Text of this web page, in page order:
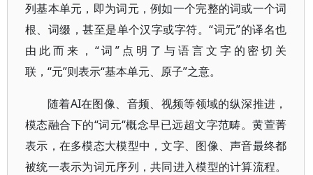
列基本单元，即为词元，例如一个完整的词或一个词
根、词缀，甚至是单个汉字或字符。“词元”的译名也
由此而来，“词”点明了与语言文字的密切关
联，“元”则表示“基本单元、原子”之意。
随着AI在图像、音频、视频等领域的纵深推进，
模态融合下的“词元“概念早已远超文字范畴。黄萱菁
表示，在多模态大模型中，文字、图像、声音最终都
被统一表示为词元序列，共同进入模型的计算流程。